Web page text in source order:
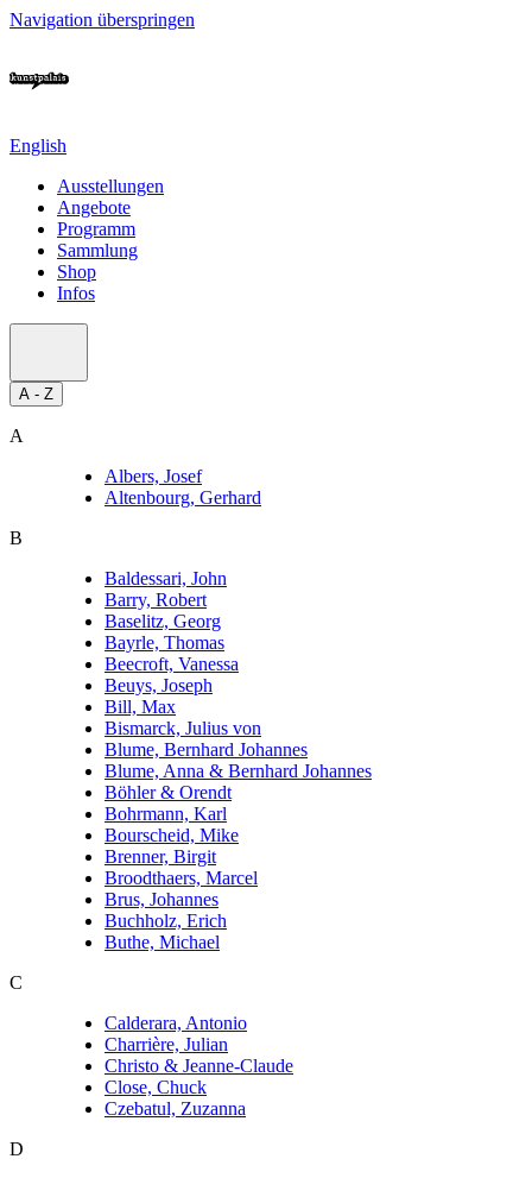
Navigation überspringen
English
Ausstellungen
Angebote
Programm
Sammlung
Shop
Infos
A - Z
A
Albers, Josef
Altenbourg, Gerhard
B
Baldessari, John
Barry, Robert
Baselitz, Georg
Bayrle, Thomas
Beecroft, Vanessa
Beuys, Joseph
Bill, Max
Bismarck, Julius von
Blume, Bernhard Johannes
Blume, Anna & Bernhard Johannes
Böhler & Orendt
Bohrmann, Karl
Bourscheid, Mike
Brenner, Birgit
Broodthaers, Marcel
Brus, Johannes
Buchholz, Erich
Buthe, Michael
C
Calderara, Antonio
Charrière, Julian
Christo & Jeanne-Claude
Close, Chuck
Czebatul, Zuzanna
D